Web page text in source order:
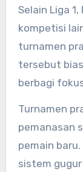
Selain Liga
kompetisi
turnamen
tersebut
berbagi
Turnamen
pemanasan
pemain
sistem